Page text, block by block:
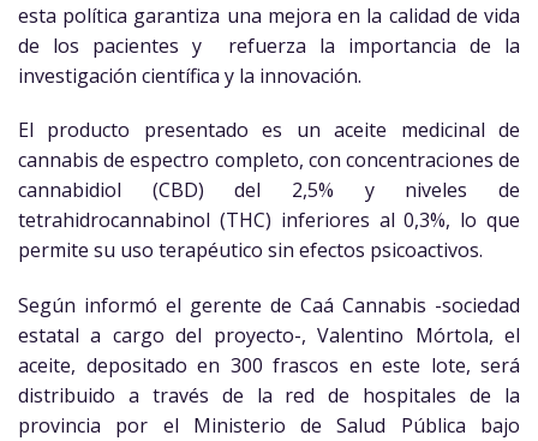
esta política garantiza una mejora en la calidad de vida
de los pacientes y refuerza la importancia de la
investigación científica y la innovación.
El producto presentado es un aceite medicinal de
cannabis de espectro completo, con concentraciones de
cannabidiol (CBD) del 2,5% y niveles de
tetrahidrocannabinol (THC) inferiores al 0,3%, lo que
permite su uso terapéutico sin efectos psicoactivos.
Según informó el gerente de Caá Cannabis -sociedad
estatal a cargo del proyecto-, Valentino Mórtola, el
aceite, depositado en 300 frascos en este lote, será
distribuido a través de la red de hospitales de la
provincia por el Ministerio de Salud Pública bajo